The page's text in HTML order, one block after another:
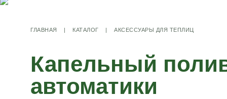
ГЛАВНАЯ | КАТАЛОГ | АКСЕССУАРЫ ДЛЯ ТЕПЛИЦ
Капельный
автоматики